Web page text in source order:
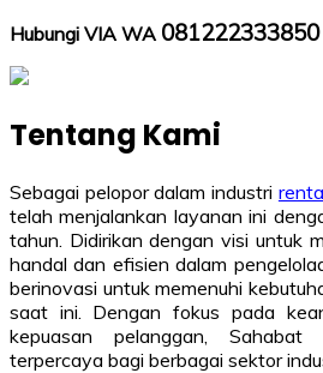
Hubungi VIA WA 081222333850
Tentang Kami
Sebagai pelopor dalam industri
telah menjalankan layanan ini
tahun. Didirikan dengan visi untuk
handal dan efisien dalam
berinovasi untuk memenuhi
saat ini. Dengan fokus pada
kepuasan pelanggan,
terpercaya bagi berbagai sektor